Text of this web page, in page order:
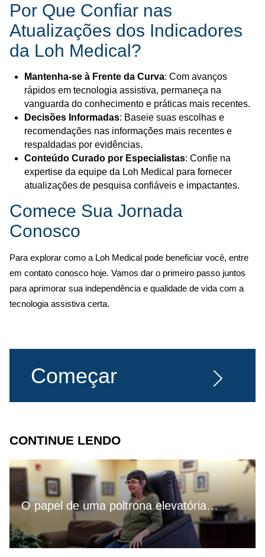
Por Que Confiar nas
Atualizações dos Indicadores
da Loh Medical?
Mantenha-se à Frente da Curva: Com avanços
rápidos em tecnologia assistiva, permaneça na
vanguarda do conhecimento e práticas mais recentes.
Decisões Informadas: Baseie suas escolhas e
recomendações nas informações mais recentes e
respaldadas por evidências.
Conteúdo Curado por Especialistas: Confie na
expertise da equipe da Loh Medical para fornecer
atualizações de pesquisa confiáveis e impactantes.
Comece Sua Jornada
Conosco
Para explorar como a Loh Medical pode beneficiar você, entre
em contato conosco hoje. Vamos dar o primeiro passo juntos
para aprimorar sua independência e qualidade de vida com a
tecnologia assistiva certa.
Começar
CONTINUE LENDO
O papel de uma poltrona elevatória…